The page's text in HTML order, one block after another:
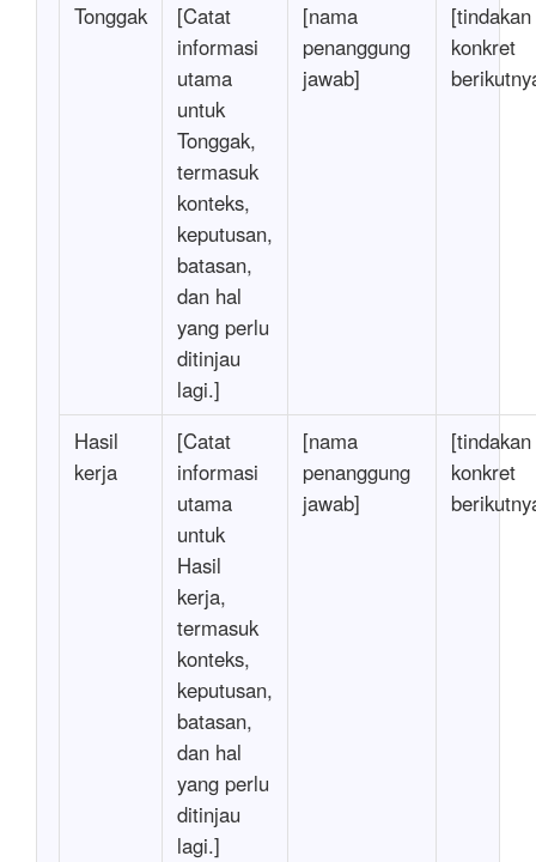
Tonggak
[Catat
informasi
utama
untuk
Tonggak,
termasuk
konteks,
keputusan,
batasan,
dan hal
yang perlu
ditinjau
lagi.]
[nama
penanggung
jawab]
[tindakan
konkret
Hasil
kerja
[Catat
informasi
utama
untuk
Hasil
kerja,
termasuk
konteks,
keputusan,
batasan,
dan hal
yang perlu
ditinjau
lagi.]
[nama
penanggung
jawab]
[tindakan
konkret